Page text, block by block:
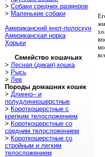
> Собаки средних размеров
> Маленькие собаки
Американский енот-полоскун
Американская норка
Хорьки
Семейство кошачьих
> Лесная (дикая) кошка
> Рысь
> Лев
Породы домашних кошек
> Длинно– и
полудлинношерстные
> Короткошерстные с
крепким телосложением
> Короткошерстные со
средним телосложением
> Короткошерстные со
стройным и легким
телосложением